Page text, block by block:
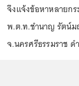
จึงแจ้งข้อหาหลายก
พ.ต.ท.ชำนาญ รัตน์
จ.นครศรีธรรมราช